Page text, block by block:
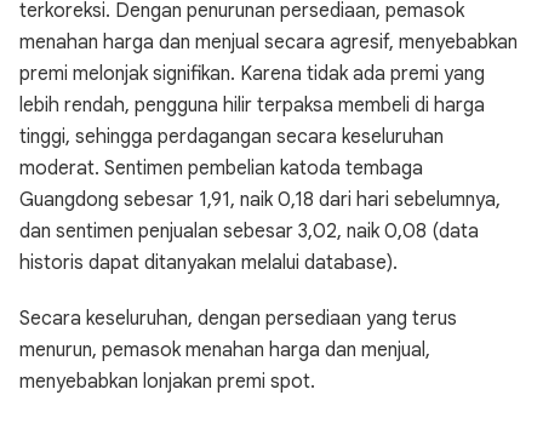
terkoreksi. Dengan penurunan persediaan, pemasok
menahan harga dan menjual secara agresif, menyebabkan
premi melonjak signifikan. Karena tidak ada premi yang
lebih rendah, pengguna hilir terpaksa membeli di harga
tinggi, sehingga perdagangan secara keseluruhan
moderat. Sentimen pembelian katoda tembaga
Guangdong sebesar 1,91, naik 0,18 dari hari sebelumnya,
dan sentimen penjualan sebesar 3,02, naik 0,08 (data
historis dapat ditanyakan melalui database).
Secara keseluruhan, dengan persediaan yang terus
menurun, pemasok menahan harga dan menjual,
menyebabkan lonjakan premi spot.